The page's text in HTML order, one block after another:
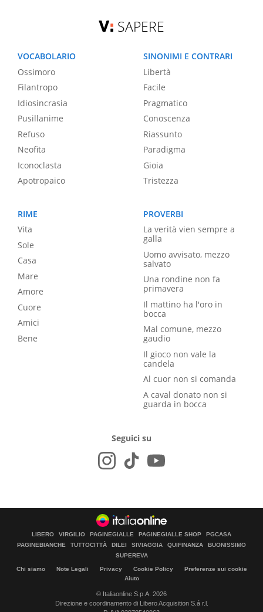
SAPERE
VOCABOLARIO
Ossimoro
Filantropo
Idiosincrasia
Pusillanime
Refuso
Neofita
Iconoclasta
Apotropaico
SINONIMI E CONTRARI
Libertà
Facile
Pragmatico
Conoscenza
Riassunto
Paradigma
Gioia
Tristezza
RIME
Vita
Sole
Casa
Mare
Amore
Cuore
Amici
Bene
PROVERBI
La verità vien sempre a
galla
Uomo avvisato, mezzo
salvato
Una rondine non fa
primavera
Il mattino ha l'oro in
bocca
Mal comune, mezzo
gaudio
Il gioco non vale la
candela
Al cuor non si comanda
A caval donato non si
guarda in bocca
Seguici su
LIBERO VIRGILIO PAGINEGIALLE PAGINEGIALLE SHOP
PGCASA
PAGINEBIANCHE
TUTTOCITTÀ DILEI SIVIAGGIA QUIFINANZA
BUONISSIMO
SUPEREVA
Chi siamo Note Legali Privacy Cookie Policy
Preferenze sui cookie
Aiuto
© Italiaonline S.p.A. 2026
Direzione e coordinamento di Libero Acquisition S.á r.l.